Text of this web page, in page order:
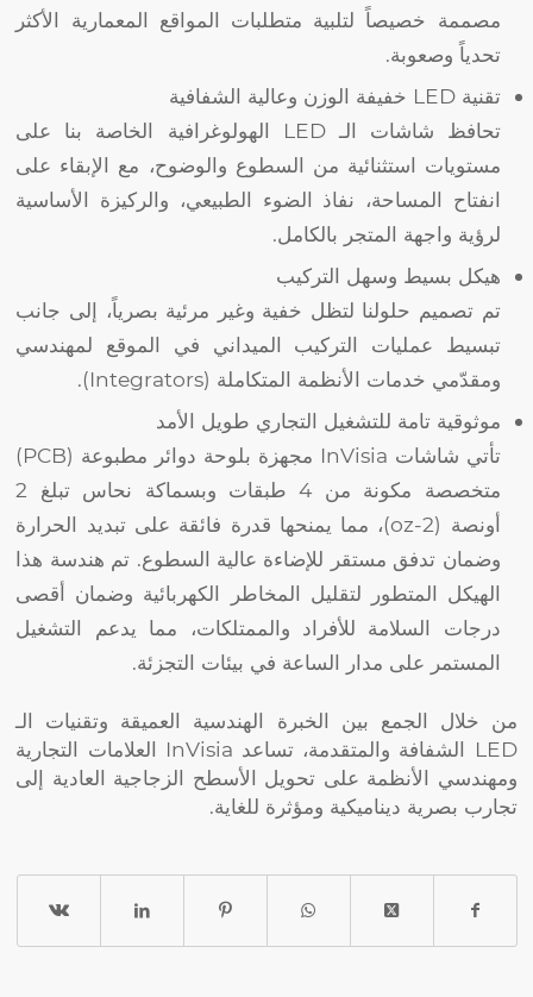
مصممة خصيصاً لتلبية متطلبات المواقع المعمارية الأكثر
تحدياً وصعوبة.
تقنية LED خفيفة الوزن وعالية الشفافية
تحافظ شاشات الـ LED الهولوغرافية الخاصة بنا على
مستويات استثنائية من السطوع والوضوح، مع الإبقاء على
انفتاح المساحة، نفاذ الضوء الطبيعي، والركيزة الأساسية
لرؤية واجهة المتجر بالكامل.
هيكل بسيط وسهل التركيب
تم تصميم حلولنا لتظل خفية وغير مرئية بصرياً، إلى جانب
تبسيط عمليات التركيب الميداني في الموقع لمهندسي
ومقدّمي خدمات الأنظمة المتكاملة (Integrators).
موثوقية تامة للتشغيل التجاري طويل الأمد
تأتي شاشات InVisia مجهزة بلوحة دوائر مطبوعة (PCB)
متخصصة مكونة من 4 طبقات وبسماكة نحاس تبلغ 2
أونصة (2-oz)، مما يمنحها قدرة فائقة على تبديد الحرارة
وضمان تدفق مستقر للإضاءة عالية السطوع. تم هندسة هذا
الهيكل المتطور لتقليل المخاطر الكهربائية وضمان أقصى
درجات السلامة للأفراد والممتلكات، مما يدعم التشغيل
المستمر على مدار الساعة في بيئات التجزئة.
من خلال الجمع بين الخبرة الهندسية العميقة وتقنيات الـ
LED الشفافة والمتقدمة، تساعد InVisia العلامات التجارية
ومهندسي الأنظمة على تحويل الأسطح الزجاجية العادية إلى
تجارب بصرية ديناميكية ومؤثرة للغاية.